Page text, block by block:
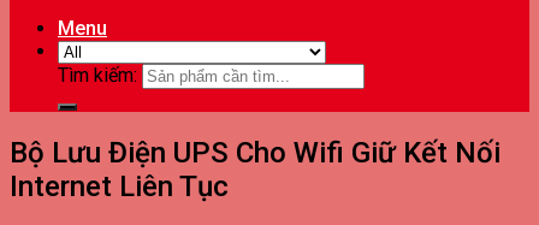
Menu
Tìm kiếm:
Bộ Lưu Điện UPS Cho Wifi Giữ Kết Nối
Internet Liên Tục